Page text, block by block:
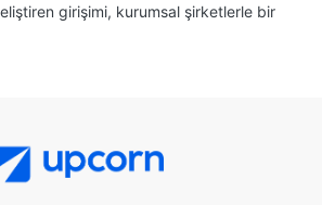
girişimi, kurumsal şirketlerle bir